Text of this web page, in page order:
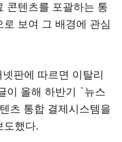
콘텐츠를 포괄하는 통
보여 그 배경에 관심
판에 따르면 이탈리
이 올해 하반기 `뉴스
츠 통합 결제시스템을
도했다.